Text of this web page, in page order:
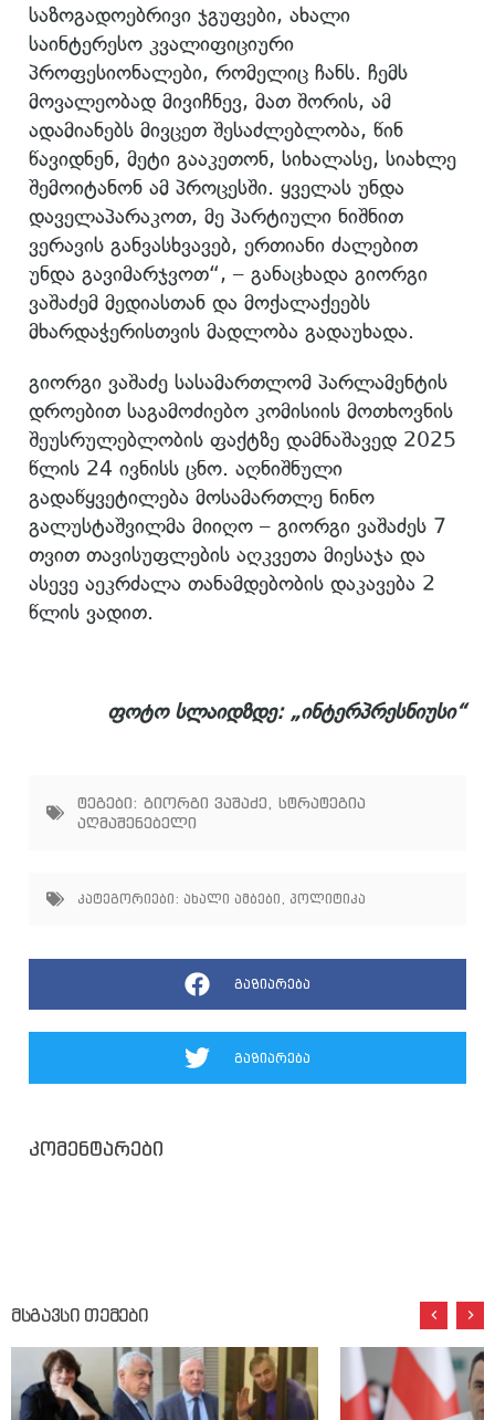
საზოგადოებრივი ჯგუფები, ახალი
საინტერესო კვალიფიციური
პროფესიონალები, რომელიც ჩანს. ჩემს
მოვალეობად მივიჩნევ, მათ შორის, ამ
ადამიანებს მივცეთ შესაძლებლობა, წინ
წავიდნენ, მეტი გააკეთონ, სიხალასე, სიახლე
შემოიტანონ ამ პროცესში. ყველას უნდა
დაველაპარაკოთ, მე პარტიული ნიშნით
ვერავის განვასხვავებ, ერთიანი ძალებით
უნდა გავიმარჯვოთ“, – განაცხადა გიორგი
ვაშაძემ მედიასთან და მოქალაქეებს
მხარდაჭერისთვის მადლობა გადაუხადა.
გიორგი ვაშაძე სასამართლომ პარლამენტის
დროებით საგამოძიებო კომისიის მოთხოვნის
შეუსრულებლობის ფაქტზე დამნაშავედ 2025
წლის 24 ივნისს ცნო. აღნიშნული
გადაწყვეტილება მოსამართლე ნინო
გალუსტაშვილმა მიიღო – გიორგი ვაშაძეს 7
თვით თავისუფლების აღკვეთა მიესაჯა და
ასევე აეკრძალა თანამდებობის დაკავება 2
წლის ვადით.
ფოტო სლაიდზდე: „ინტერპრესნიუსი“
ტეგები: გიორგი ვაშაძე
სტრატეგია
აღმაშენებელი
კატეგორიები: ახალი ამბები , პოლიტიკა
გაზიარება
გაზიარება
კომენტარები
მსგავსი თემები